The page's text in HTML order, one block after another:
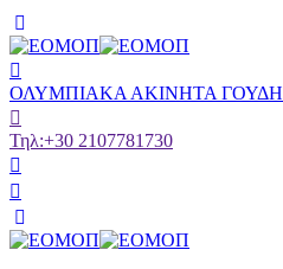
ΟΛΥΜΠΙΑΚΑ ΑΚΙΝΗΤΑ ΓΟΥΔΗ
Τηλ:+30 2107781730